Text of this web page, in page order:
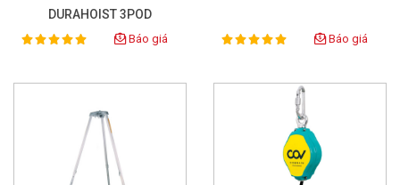
DURAHOIST 3POD
Rating:
100% Báo giá Rating:
100% Báo giá